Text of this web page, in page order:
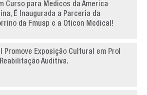
Curso para Medicos da America
É Inaugurada a Parceria da
da Fmusp e a Oticon Medical!
Promove Exposição Cultural em Prol
Auditiva.